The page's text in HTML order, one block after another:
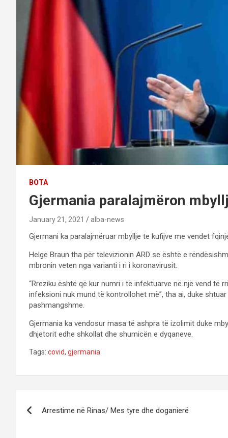
BOTA
Gjermania paralajmëron
January 21, 2021 alba-news
Gjermani ka paralajmëruar mbyllje te kufijve me vendet
Helge Braun tha për televizionin ARD se është e
mbronin veten nga varianti i ri i koronavirusit.
“Rreziku është që kur numri i të infektuarve në një vend të
infeksioni nuk mund të kontrollohet më”, tha ai, duke
pashmangshme.
Gjermania ka vendosur masa të ashpra të izolimit duke
dhjetorit edhe shkollat dhe shumicën e dyqaneve.
Tags: covid, gjermania
Arrestime në Rinas/ Mes tyre dhe doganierë